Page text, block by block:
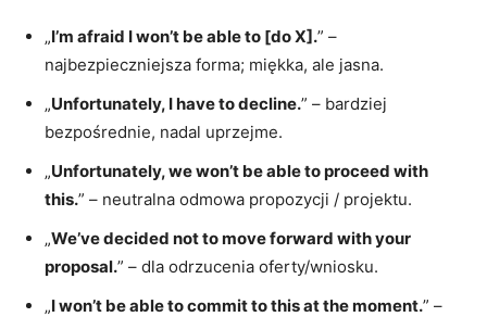
„I’m afraid I won’t be able to [do X].” –
najbezpieczniejsza forma; miękka, ale jasna.
„Unfortunately, I have to decline.” – bardziej
bezpośrednie, nadal uprzejme.
„Unfortunately, we won’t be able to proceed with
this.” – neutralna odmowa propozycji / projektu.
„We’ve decided not to move forward with your
proposal.” – dla odrzucenia oferty/wniosku.
„I won’t be able to commit to this at the moment.” –